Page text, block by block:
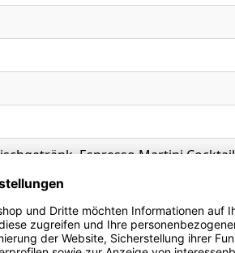
Espresso Martini Cocktail